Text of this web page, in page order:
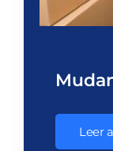
Leer